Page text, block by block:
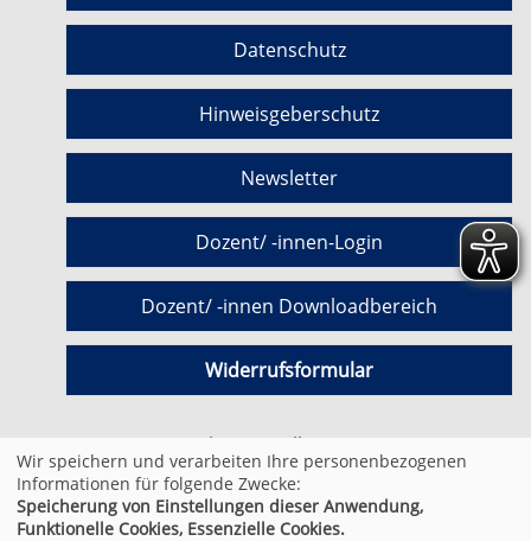
Datenschutz
Hinweisgeberschutz
Newsletter
Dozent/ -innen-Login
Dozent/ -innen Downloadbereich
Widerrufsformular
Cookie Einstellungen
© 2026 Kufer Software GmbH
Wir speichern und verarbeiten Ihre personenbezogenen
Informationen für folgende Zwecke:
Speicherung von Einstellungen dieser Anwendung,
Funktionelle Cookies, Essenzielle Cookies.